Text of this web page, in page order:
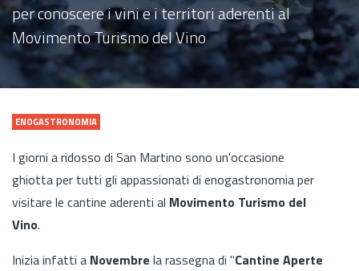
per conoscere i vini e i territori aderenti al
Movimento Turismo del Vino
ENOGASTRONOMIA
I giorni a ridosso di San Martino sono un'occasione
ghiotta per tutti gli appassionati di enogastronomia per
visitare le cantine aderenti al Movimento Turismo del
Vino.
Inizia infatti a Novembre la rassegna di "Cantine Aperte